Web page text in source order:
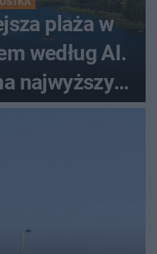
plaża w
według AI.
najwyższy